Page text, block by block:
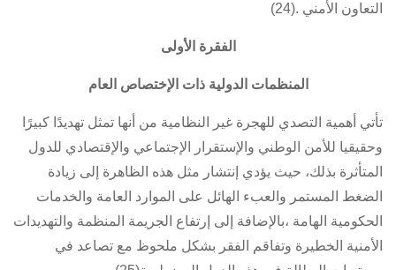
التعاون الأمني .(24)
الفقرة الأولى
المنظمات الدولية ذات الإختصاص العام
تأتي أهمية التصدي للهجرة غير النظامية من أنها تمثل تهديدًا كبيرًا
وحقيقيا للأمن الوطني والإستقرار الإجتماعي والإقتصادي للدول
المتأثرة بذلك، حيث يؤدي إنتشار مثل هذه الظاهرة إلى زيادة
الضغط المستمر والعبء الهائل على الموارد العامة والخدمات
الحكومية الهامة ،بالإضافة إلى إرتفاع الجريمة المنظمة والتهديدات
الأمنية الخطيرة وتفاقم الفقر بشكل ملحوظ مع تصاعد في